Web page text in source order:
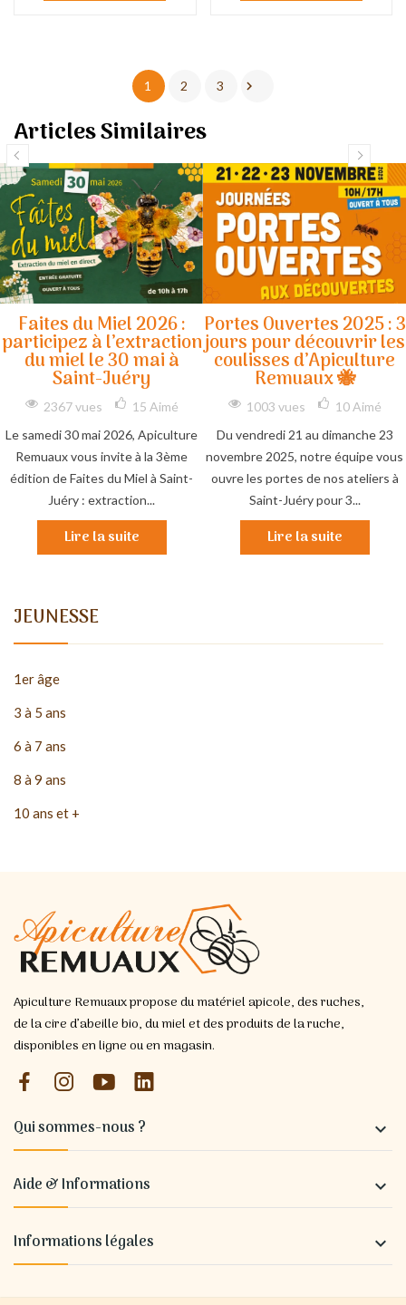
JEUNESSE
1er âge
3 à 5 ans
6 à 7 ans
8 à 9 ans
10 ans et +
1 2 3 
Articles Similaires
Faites du Miel 2026 :
participez à l’extraction
du miel le 30 mai à
Saint-Juéry
2367 vues 15 Aimé
Le samedi 30 mai 2026, Apiculture
Remuaux vous invite à la 3ème
édition de Faites du Miel à Saint-
Juéry : extraction...
Lire la suite
Portes Ouvertes 2025 : 3
jours pour découvrir les
coulisses d’Apiculture
Remuaux 🐝
1003 vues 10 Aimé
Du vendredi 21 au dimanche 23
novembre 2025, notre équipe vous
ouvre les portes de nos ateliers à
Saint-Juéry pour 3...
Lire la suite
Apiculture Remuaux propose du matériel apicole, des ruches,
de la cire d’abeille bio, du miel et des produits de la ruche,
disponibles en ligne ou en magasin.
Qui sommes-nous ? 
Aide & Informations 
Informations légales 